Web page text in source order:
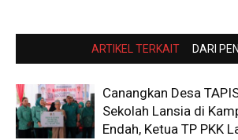
ARTIKEL TERKAIT DARI
Canangkan Desa
Sekolah Lansia di
Endah, Ketua TP PKK